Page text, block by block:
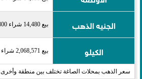
الجنيه الذهب بيع 14,480 شراء 14,800
الكيلو بيع 2,068,571 شراء 2,114,286
سعر الذهب بمحلات الصاغة تختلف بين منطقة وأخرى